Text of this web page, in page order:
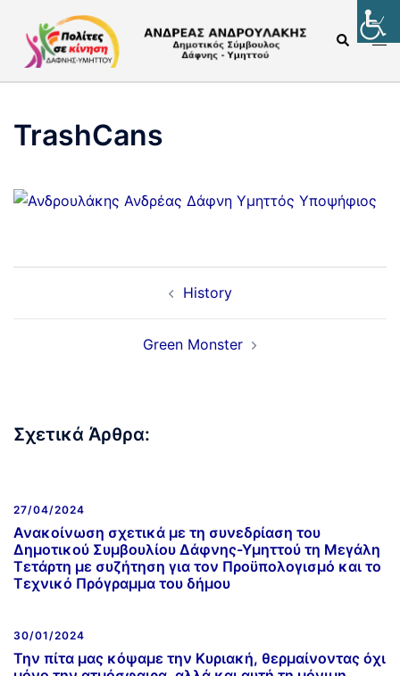
TrashCans
History
Green Monster
Σχετικά Άρθρα:
27/04/2024
Ανακοίνωση σχετικά με τη συνεδρίαση του
Δημοτικού Συμβουλίου Δάφνης-Υμηττού τη Μεγάλη
Τετάρτη με συζήτηση για τον Προϋπολογισμό και το
Τεχνικό Πρόγραμμα του δήμου
30/01/2024
Την πίτα μας κόψαμε την Κυριακή, θερμαίνοντας όχι